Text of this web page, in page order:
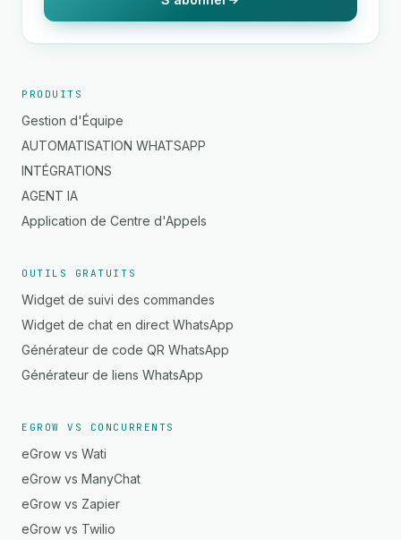
PRODUITS
Gestion d'Équipe
AUTOMATISATION WHATSAPP
INTÉGRATIONS
AGENT IA
Application de Centre d'Appels
OUTILS GRATUITS
Widget de suivi des commandes
Widget de chat en direct WhatsApp
Générateur de code QR WhatsApp
Générateur de liens WhatsApp
EGROW VS CONCURRENTS
eGrow vs Wati
eGrow vs ManyChat
eGrow vs Zapier
eGrow vs Twilio